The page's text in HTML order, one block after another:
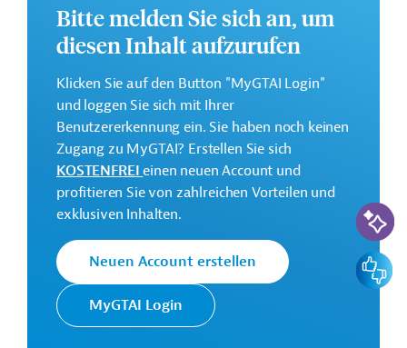
Nationalen Umweltbehörde (Nationale Milieu
Autoriteit) im Bereich der Raumplanung,
Flächennutzung und Umweltregulierung zu stärken.
Weitere Informationen zu dem Entwicklungsprojekt
finden Sie auf derWebseite der IDB
Originaldokument, das zum Download bereitsteht.
GTAI informiert über die
: Schwerpunkte, Regularien
und praktische Hinweise zur Geschäftsanbahnung.
Gesamtkosten:
30 Millionen US-Dollar
Geberbeitrag:
30 Millionen US-Dollar (Darlehen)
Bitte melden Sie sich an, um
diesen Inhalt aufzurufen
Klicken Sie auf den Button "MyGTAI Login"
und loggen Sie sich mit Ihrer
Benutzererkennung ein. Sie haben noch keinen
Zugang zu MyGTAI? Erstellen Sie sich
KOSTENFREIeinen neuen Account und
profitieren Sie von zahlreichen Vorteilen und
exklusiven Inhalten.
Neuen Account erstellen
MyGTAI Login
KI-